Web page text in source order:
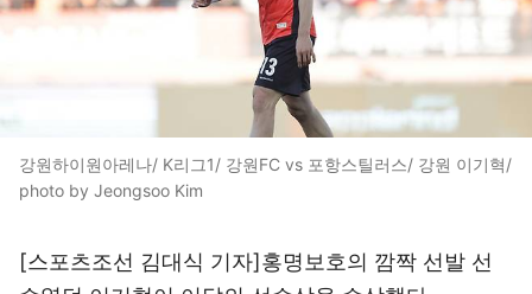
강원하이원아레나/ K리그1/ 강원FC vs 포항스틸러스/ 강원 이기혁/
photo by Jeongsoo Kim
[스포츠조선 김대식 기자]홍명보호의 깜짝 선발 선